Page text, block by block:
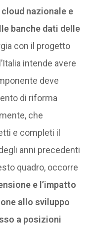
cloud nazionale e
banche dati delle
con il progetto
intende avere
deve
di riforma
che
e completi il
anni precedenti
quadro, occorre
e l’impatto
allo sviluppo
a posizioni